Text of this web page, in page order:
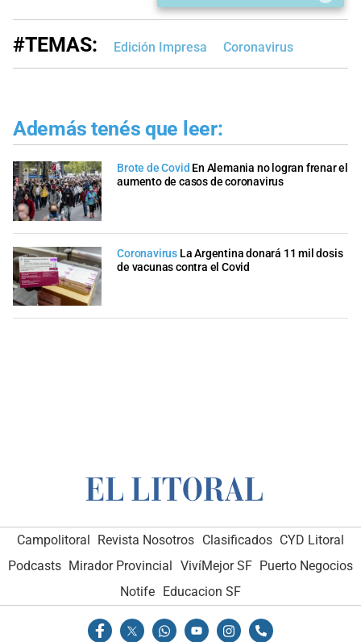
#TEMAS: Edición Impresa Coronavirus
Además tenés que leer:
Brote de Covid En Alemania no logran frenar el
aumento de casos de coronavirus
Coronavirus La Argentina donará 11 mil dosis
de vacunas contra el Covid
Campolitoral Revista Nosotros Clasificados CYD Litoral
Podcasts Mirador Provincial VivíMejor SF Puerto Negocios
Notife Educacion SF